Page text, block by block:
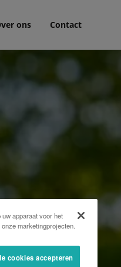
ons Contact
apparaat voor het
marketingprojecten.
cookies accepteren